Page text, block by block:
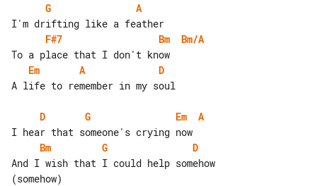
G
A
F#7
Bm
Bm/A
Em
A
D
A life to remember in my soul
D G Em
A
Bm
G
D
And I wish that I could help somehow
(somehow)